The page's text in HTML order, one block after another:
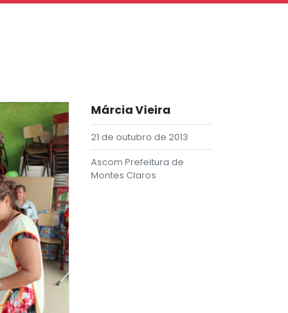
Márcia Vieira
21 de outubro de 2013
Ascom Prefeitura de
Montes Claros